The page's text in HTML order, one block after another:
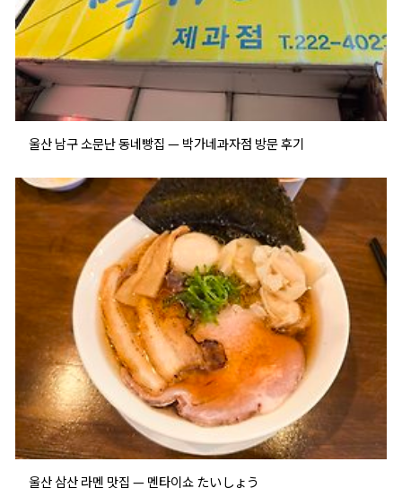
울산 남구 소문난 동네빵집 — 박가네과자점 방문 후기
울산 삼산 라멘 맛집 — 멘타이쇼 たいしょう